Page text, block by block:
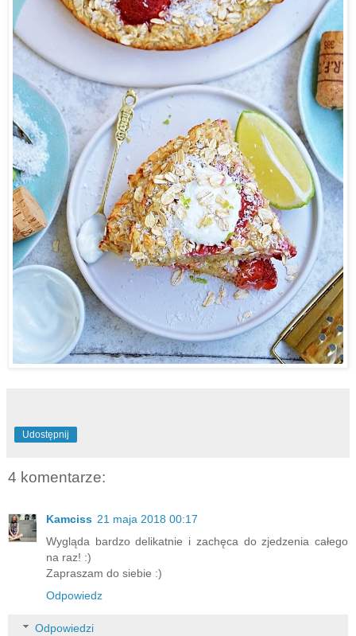
Udostępnij
4 komentarze:
Kamciss 21 maja 2018 00:17
Wygląda bardzo delikatnie i zachęca do zjedzenia całego
na raz! :)
Zapraszam do siebie :)
Odpowiedz
Odpowiedzi